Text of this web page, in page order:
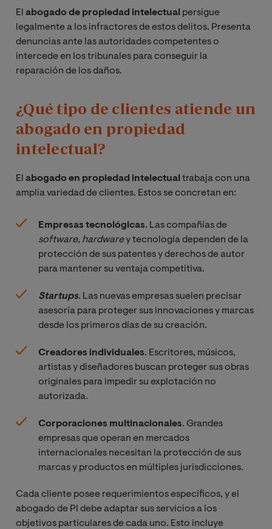
El abogado de propiedad intelectual persigue
legalmente a los infractores de estos delitos. Presenta
denuncias ante las autoridades competentes o
intercede en los tribunales para conseguir la
reparación de los daños.
¿Qué tipo de clientes atiende un
abogado en propiedad
intelectual?
El abogado en propiedad intelectual trabaja con una
amplia variedad de clientes. Estos se concretan en:
Empresas tecnológicas. Las compañías de
software, hardwarey tecnología dependen de la
protección de sus patentes y derechos de autor
para mantener su ventaja competitiva.
Startups. Las nuevas empresas suelen precisar
asesoría para proteger sus innovaciones y marcas
desde los primeros días de su creación.
Creadores individuales. Escritores, músicos,
artistas y diseñadores buscan proteger sus obras
originales para impedir su explotación no
autorizada.
Corporaciones multinacionales. Grandes
empresas que operan en mercados
internacionales necesitan la protección de sus
marcas y productos en múltiples jurisdicciones.
Cada cliente posee requerimientos específicos, y el
abogado de PI debe adaptar sus servicios a los
objetivos particulares de cada uno. Esto incluye